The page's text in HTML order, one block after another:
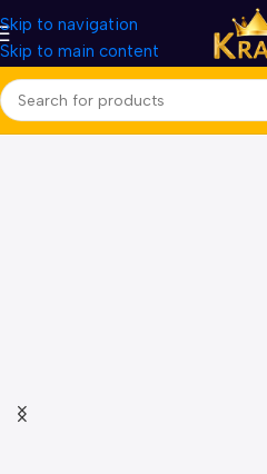
Skip to navigation
Skip to main content